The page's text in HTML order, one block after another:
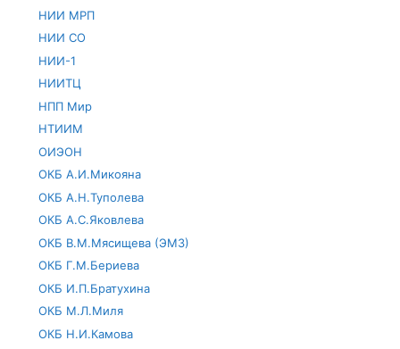
НИИ МРП
НИИ СО
НИИ-1
НИИТЦ
НПП Мир
НТИИМ
ОИЭОН
ОКБ А.И.Микояна
ОКБ А.Н.Туполева
ОКБ А.С.Яковлева
ОКБ В.М.Мясищева (ЭМЗ)
ОКБ Г.М.Бериева
ОКБ И.П.Братухина
ОКБ М.Л.Миля
ОКБ Н.И.Камова